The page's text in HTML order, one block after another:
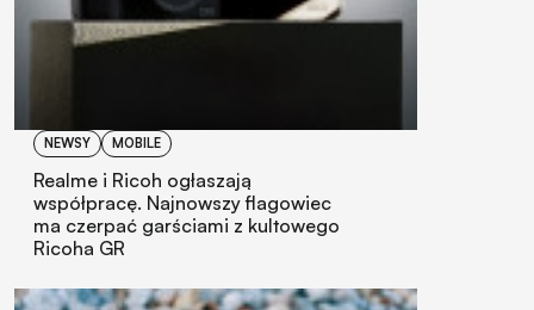
NEWSY MOBILE
Realme i Ricoh ogłaszają
współpracę. Najnowszy flagowiec
ma czerpać garściami z kultowego
Ricoha GR